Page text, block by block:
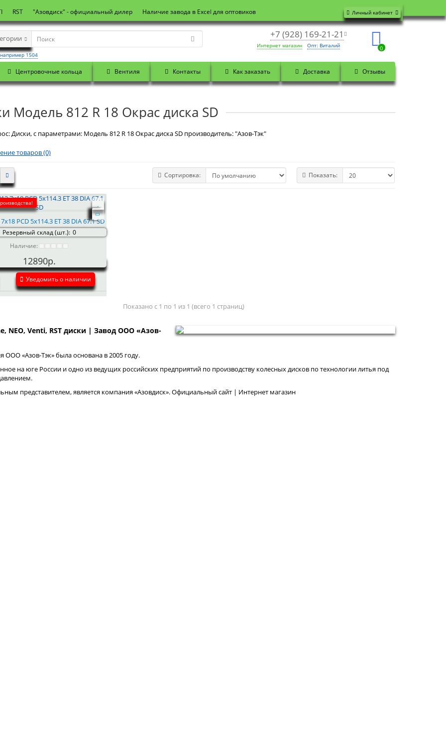
Личный кабинет
RST "Азовдиск" - официальный дилер Наличие завода в Excel для оптовиков
+7 (928) 169-21-21
Интернет магазин Опт: Виталий 0
например 1504
Центровочные кольца Вентиля Контакты Как заказать Доставка Отзывы
Модель 812 R 18 Окрас диска SD
Диски, с параметрами: Модель 812 R 18 Окрас диска SD производитель: "Азов-Тэк"
товаров (0)
Сортировка: Показать:
PCD 5x114.3 ET 38 DIA 67.1 SD
Резервный склад (шт.): 0
Наличие:
12890р.
Уведомить о наличии
Показано с 1 по 1 из 1 (всего 1 страниц)
NEO, Venti, RST диски | Завод ООО «Азов-
ООО «Азов-Тэк» была основана в 2005 году.
на юге России и одно из ведущих российских предприятий по производству колесных дисков по технологии литья под
представителем, является компания «Азовдиск». Официальный сайт | Интернет магазин